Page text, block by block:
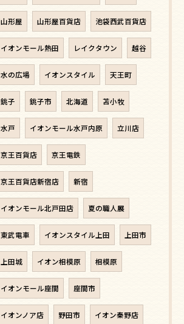
山形屋 山形屋百貨店 池袋西武百貨店
イオンモール熱田 レイクタウン 越谷
水の広場 イオンスタイル 天王町
銚子 銚子市 北海道 苫小牧
水戸 イオンモール水戸内原 立川店
京王百貨店 京王電鉄
京王百貨店新宿店 新宿
イオンモール北戸田店 夏の職人展
東武電車 イオンスタイル上田 上田市
上田城 イオン相模原 相模原
イオンモール座間 座間市
イオンノア店 野田市 イオン秦野店